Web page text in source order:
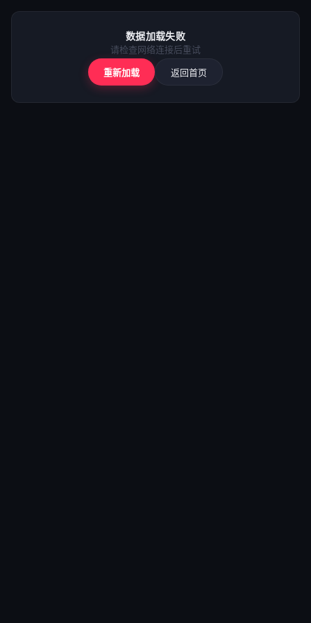
⚠️
数据加载失败
请检查网络连接后重试
重新加载 返回首页